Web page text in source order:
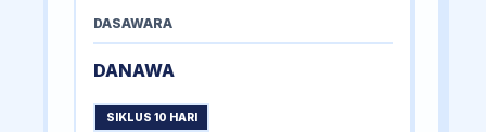
DASAWARA
DANAWA
SIKLUS 10 HARI